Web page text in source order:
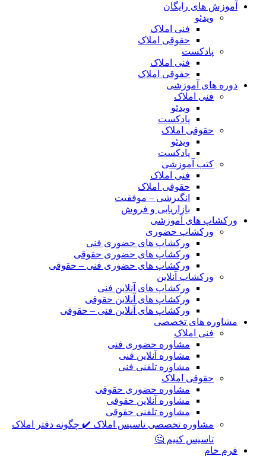
آموزش های رایگان
ویدئو
فنی املاک
حقوقی املاک
پادکست
فنی املاک
حقوقی املاک
دوره های آموزشی
فنی املاک
ویدئو
پادکست
حقوقی املاک
ویدئو
پادکست
کتب آموزشی
فنی املاک
حقوقی املاک
انگیزشی – موفقیت
بازاریابی و فروش
ورکشاپ های آموزشی
ورکشاپ حضوری
ورکشاپ های حضوری فنی
ورکشاپ های حضوری حقوقی
ورکشاپ های حضوری فنی – حقوقی
ورکشاپ آنلاین
ورکشاپ های آنلاین فنی
ورکشاپ های آنلاین حقوقی
ورکشاپ های آنلاین فنی – حقوقی
مشاوره های تخصصی
فنی املاک
مشاوره حضوری فنی
مشاوره آنلاین فنی
مشاوره تلفنی فنی
حقوقی املاک
مشاوره حضوری حقوقی
مشاوره آنلاین حقوقی
مشاوره تلفنی حقوقی
مشاوره تخصصی تاسیس املاک ✔️ چگونه دفتر املاک
تاسیس کنیم 🤔
فرم خام